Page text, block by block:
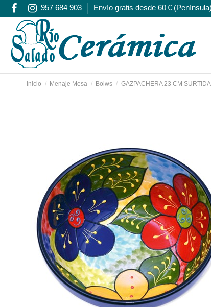
957 684 903 Envío gratis desde 60 € (Península)
Inicio Menaje Mesa Bolws GAZPACHERA 23 CM SURTIDA